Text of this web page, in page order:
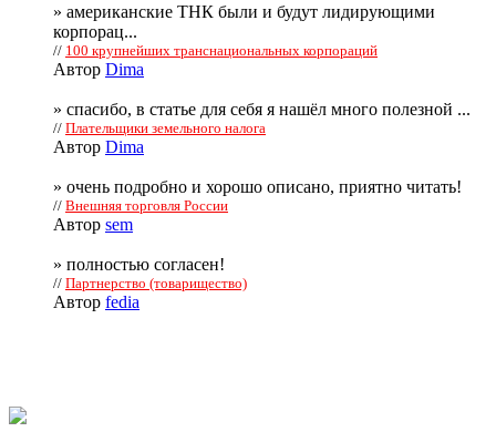
» американские ТНК были и будут лидирующими
корпорац...
// 100 крупнейших транснациональных корпораций
Автор Dima
» спасибо, в статье для себя я нашёл много полезной ...
// Плательщики земельного налога
Автор Dima
» очень подробно и хорошо описано, приятно читать!
// Внешняя торговля России
Автор sem
» полностью согласен!
// Партнерство (товарищество)
Автор fedia